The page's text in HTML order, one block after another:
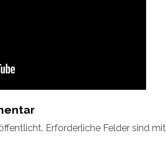
Erforderliche Felder sind mit